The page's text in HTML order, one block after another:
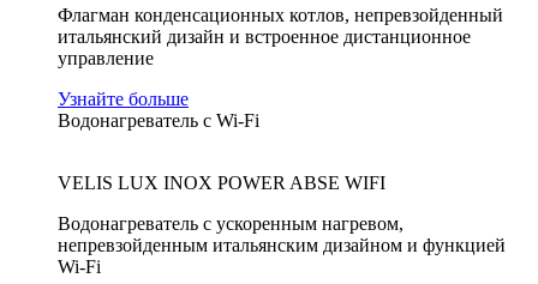
Флагман конденсационных котлов, непревзойденный
итальянский дизайн и встроенное дистанционное
управление
Узнайте больше
Водонагреватель с Wi-Fi
VELIS LUX INOX POWER ABSE WIFI
Водонагреватель с ускоренным нагревом,
непревзойденным итальянским дизайном и функцией
Wi-Fi